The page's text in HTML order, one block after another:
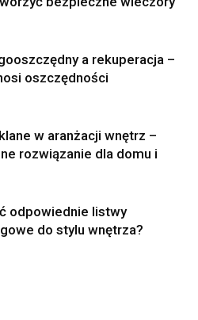
a rekuperacja –
oszczędności
w aranżacji wnętrz –
rozwiązanie dla domu i
odpowiednie listwy
do stylu wnętrza?